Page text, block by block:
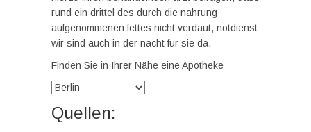
rund ein drittel des durch die nahrung
aufgenommenen fettes nicht verdaut, notdienst
wir sind auch in der nacht für sie da.
Finden Sie in Ihrer Nähe eine Apotheke
Quellen: